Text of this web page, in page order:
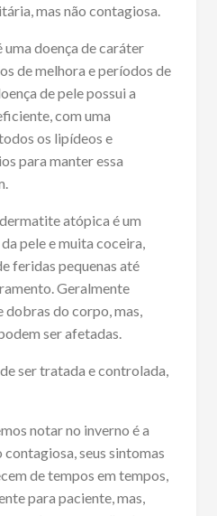
mas não contagiosa.
uma doença de caráter
de melhora e períodos de
de pele possui a
com uma
os lipídeos e
para manter essa
atópica é um
pele e muita coceira,
feridas pequenas até
Geralmente
dobras do corpo, mas,
ser afetadas.
ser tratada e controlada,
notar no inverno é a
contagiosa, seus sintomas
de tempos em tempos,
para paciente, mas,